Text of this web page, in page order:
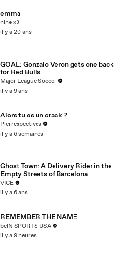
emma
nine x3
il y a 20 ans
GOAL: Gonzalo Veron gets one back
for Red Bulls
Major League Soccer
il y a 9 ans
Alors tu es un crack ?
Pierrespectives
il y a 6 semaines
Ghost Town: A Delivery Rider in the
Empty Streets of Barcelona
VICE
il y a 6 ans
REMEMBER THE NAME
beIN SPORTS USA
il y a 9 heures